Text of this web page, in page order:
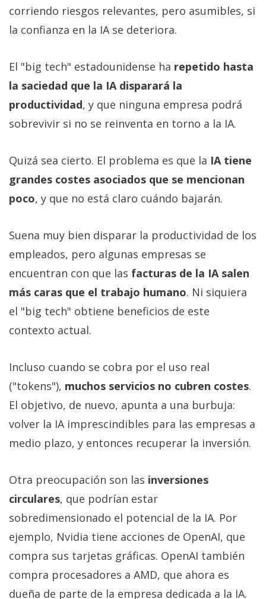
corriendo riesgos relevantes, pero asumibles, si
la confianza en la IA se deteriora.
El "big tech" estadounidense ha repetido hasta
la saciedad que la IA disparará la
productividad, y que ninguna empresa podrá
sobrevivir si no se reinventa en torno a la IA.
Quizá sea cierto. El problema es que la IA tiene
grandes costes asociados que se mencionan
poco, y que no está claro cuándo bajarán.
Suena muy bien disparar la productividad de los
empleados, pero algunas empresas se
encuentran con que las facturas de la IA salen
más caras que el trabajo humano. Ni siquiera
el "big tech" obtiene beneficios de este
contexto actual.
Incluso cuando se cobra por el uso real
("tokens"), muchos servicios no cubren costes.
El objetivo, de nuevo, apunta a una burbuja:
volver la IA imprescindibles para las empresas a
medio plazo, y entonces recuperar la inversión.
Otra preocupación son las inversiones
circulares, que podrían estar
sobredimensionado el potencial de la IA. Por
ejemplo, Nvidia tiene acciones de OpenAI, que
compra sus tarjetas gráficas. OpenAI también
compra procesadores a AMD, que ahora es
dueña de parte de la empresa dedicada a la IA.